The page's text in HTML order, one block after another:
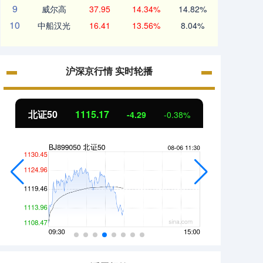
9 威尔高 37.95 14.34% 14.82%
10 中船汉光 16.41 13.56% 8.04%
沪深京行情 实时轮播
北证50 1115.17 -4.29 -0.38%